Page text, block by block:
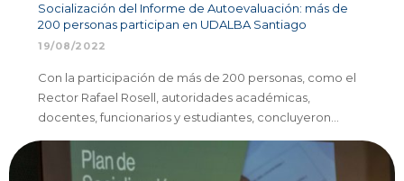
Socialización del Informe de Autoevaluación: más de
200 personas participan en UDALBA Santiago
19/08/2022
Con la participación de más de 200 personas, como el
Rector Rafael Rosell, autoridades académicas,
docentes, funcionarios y estudiantes, concluyeron…